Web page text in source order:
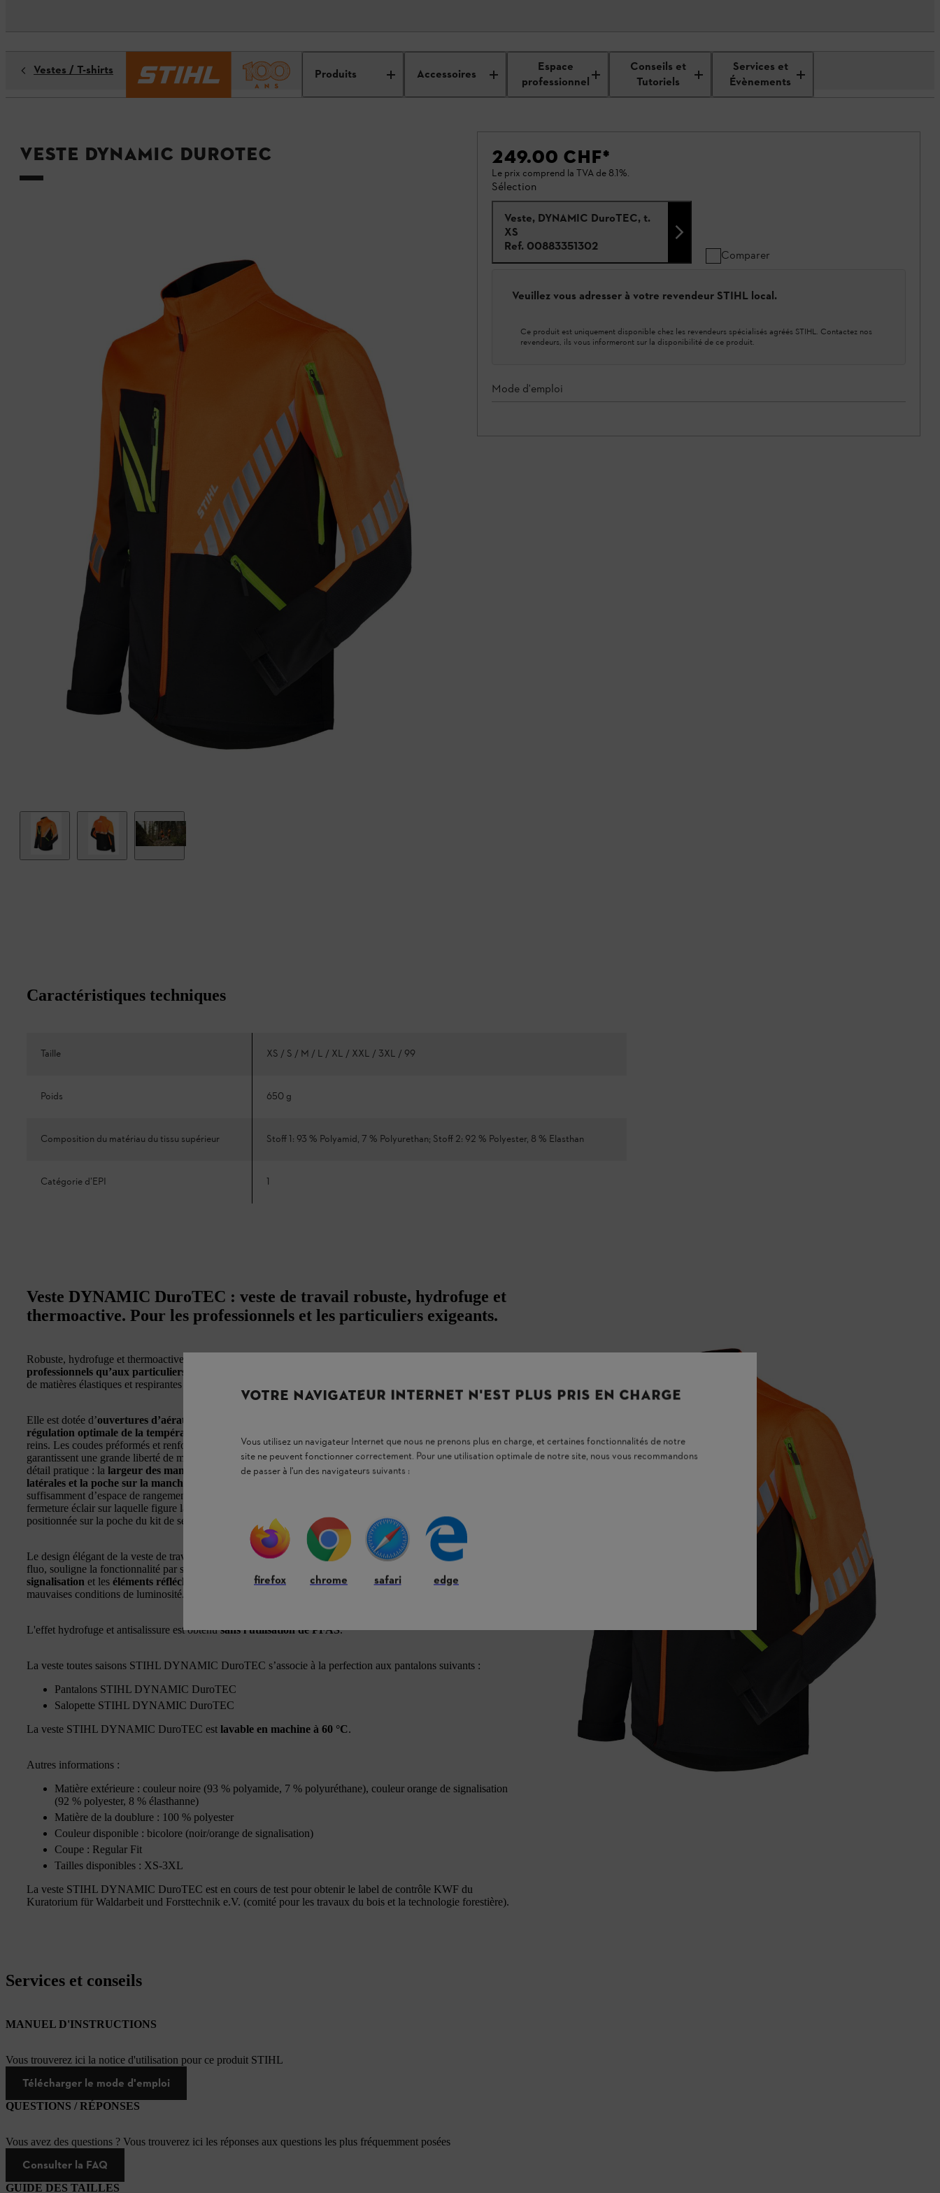
Produits Accessoires
Espace
professionnel
Conseils et
Tutoriels
Services et
Évènements
Vestes / T-shirts
Veste DYNAMIC DuroTEC 249.00 CHF*
Le prix comprend la TVA de 8.1%.
Sélection
Veste, DYNAMIC DuroTEC, t.
XS
Ref. 00883351302
Comparer
Veuillez vous adresser à votre revendeur STIHL local.
Ce produit est uniquement disponible chez les revendeurs spécialisés agréés STIHL. Contactez nos
revendeurs, ils vous informeront sur la disponibilité de ce produit.
Mode d'emploi
Caractéristiques techniques
Taille XS / S / M / L / XL / XXL / 3XL / 99
Poids 650 g
Composition du matériau du tissu supérieur Stoff 1: 93 % Polyamid, 7 % Polyurethan; Stoff 2: 92 % Polyester, 8 % Elasthan
Catégorie d’EPI 1
Veste DYNAMIC DuroTEC : veste de travail robuste, hydrofuge et
thermoactive. Pour les professionnels et les particuliers exigeants.
Robuste, hydrofuge et thermoactive, la veste de travail STIHL DYNAMIC DuroTEC convient tant
professionnels qu’aux particuliers exigeants
de matières élastiques et respirantes assure une
Elle est dotée d’ouvertures d’aération réglables avec fermeture éclair
régulation optimale de la température corporelle
reins. Les coudes préformés et renforcés sont imperméables et constitués d’une membrane thermoactive. Ils
garantissent une grande liberté de mouvement et offrent une protection contre les épines et l’abrasion. Autre
détail pratique : la largeur des manches est réglablepar velcro. Lapoche de poitrine, les deux poches
latérales et la poche sur la manche
suffisamment d’espace de rangement pour transporter par exemple votre smartphone. Une languette pour
fermeture éclair sur laquelle figure la mention « Premiers secours » est fournie avec la veste. Elle peut être
positionnée sur la poche du kit de secours.
Le design élégant de la veste de travail DYNAMIC DuroTEC, agrémenté d’éléments plaqués de couleur vert
fluo, souligne la fonctionnalité par son style original et marquant. La
signalisation et les éléments réfléchissants assurent quant à eux uneexcellente visibilité
– même dans de
mauvaises conditions de luminosité.
L'effet hydrofuge et antisalissure est obtenusans l'utilisation de PFAS.
La veste toutes saisons STIHL DYNAMIC DuroTEC s’associe à la perfection aux pantalons suivants :
Pantalons STIHL DYNAMIC DuroTEC
Salopette STIHL DYNAMIC DuroTEC
La veste STIHL DYNAMIC DuroTEC est lavable en machine à 60 °C.
Autres informations :
Matière extérieure : couleur noire (93 % polyamide, 7 % polyuréthane), couleur orange de signalisation
(92 % polyester, 8 % élasthanne)
Matière de la doublure : 100 % polyester
Couleur disponible : bicolore (noir/orange de signalisation)
Coupe : Regular Fit
Tailles disponibles : XS-3XL
La veste STIHL DYNAMIC DuroTEC est en cours de test pour obtenir le label de contrôle KWF du
Kuratorium für Waldarbeit und Forsttechnik e.V. (comité pour les travaux du bois et la technologie forestière).
Services et conseils
MANUEL D'INSTRUCTIONS
Vous trouverez ici la notice d'utilisation pour ce produit STIHL
Télécharger le mode d'emploi
QUESTIONS / RÉPONSES
Vous avez des questions ? Vous trouverez ici les réponses aux questions les plus fréquemment posées
Consulter la FAQ
GUIDE DES TAILLES
VOTRE NAVIGATEUR INTERNET N'EST PLUS PRIS EN CHARGE
Vous utilisez un navigateur Internet que nous ne prenons plus en charge, et certaines fonctionnalités de notre
site ne peuvent fonctionner correctement. Pour une utilisation optimale de notre site, nous vous recommandons
de passer à l'un des navigateurs suivants :
firefox chrome safari edge